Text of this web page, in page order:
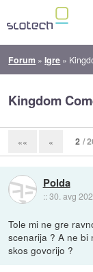
Forum »Igre »
Kingdom
«« « 2 /
Polda
::30. avg
Tole mi ne gre
scenarija ? A ne bi
skos govorijo ?